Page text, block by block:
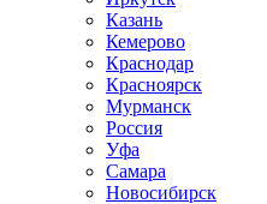
Казань
Кемерово
Краснодар
Красноярск
Мурманск
Россия
Уфа
Самара
Новосибирск